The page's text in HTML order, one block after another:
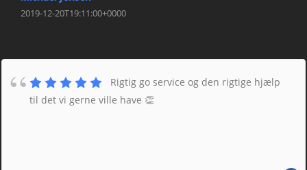
2019-12-20T19:11:00+0000
Rigtig go service og den rigtige hjælp
til det vi gerne ville have 👏